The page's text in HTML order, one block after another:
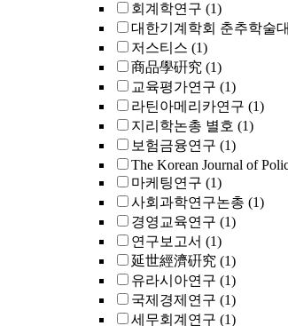
회계학연구 (1)
대한기계학회 춘추학술
저스티스 (1)
商品學硏究 (1)
교육평가연구 (1)
라틴아메리카연구 (1)
지리학논총 별호 (1)
보험금융연구 (1)
The Korean Journal of
마케팅연구 (1)
사회과학연구논총 (1)
경영교육연구 (1)
연구보고서 (1)
延世經濟硏究 (1)
유라시아연구 (1)
국제경제연구 (1)
세무회계연구 (1)